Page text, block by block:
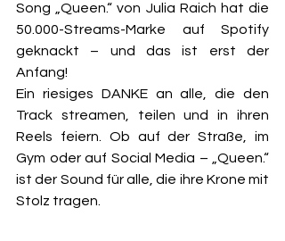
Song „Queen.“ von Julia Raich hat die
50.000-Streams-Marke auf Spotify
geknackt – und das ist erst der
Anfang!
Ein riesiges DANKE an alle, die den
Track streamen, teilen und in ihren
Reels feiern. Ob auf der Straße, im
Gym oder auf Social Media – „Queen.“
ist der Sound für alle, die ihre Krone mit
Stolz tragen.